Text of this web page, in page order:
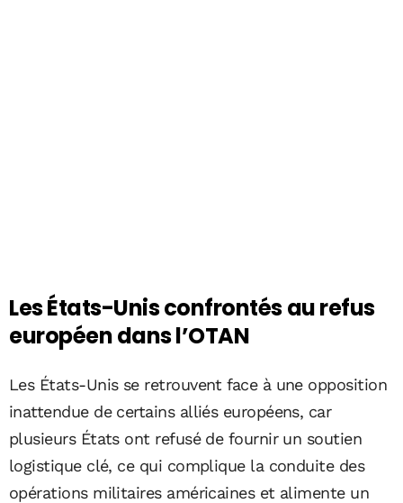
Les États-Unis confrontés au refus
européen dans l’OTAN
Les États-Unis se retrouvent face à une opposition
inattendue de certains alliés européens, car
plusieurs États ont refusé de fournir un soutien
logistique clé, ce qui complique la conduite des
opérations militaires américaines et alimente un